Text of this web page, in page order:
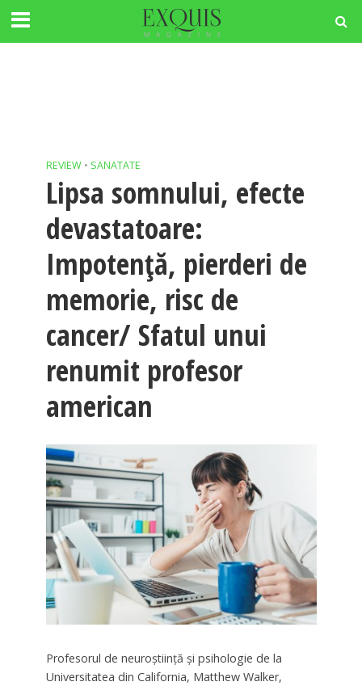
REVIEW • SANATATE
Lipsa somnului, efecte
devastatoare:
Impotenţă, pierderi de
memorie, risc de
cancer/ Sfatul unui
renumit profesor
american
Profesorul de neuroştiinţă şi psihologie de la
Universitatea din California, Matthew Walker,